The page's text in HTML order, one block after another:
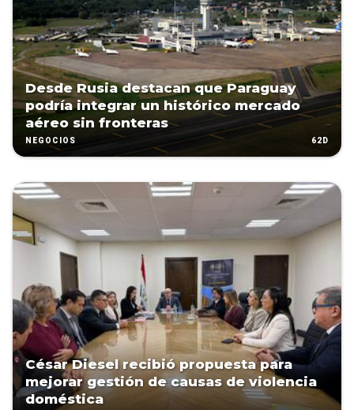
Desde Rusia destacan que Paraguay
podría integrar un histórico mercado
aéreo sin fronteras
NEGOCIOS 62D
César Diesel recibió propuesta para
mejorar gestión de causas de violencia
doméstica